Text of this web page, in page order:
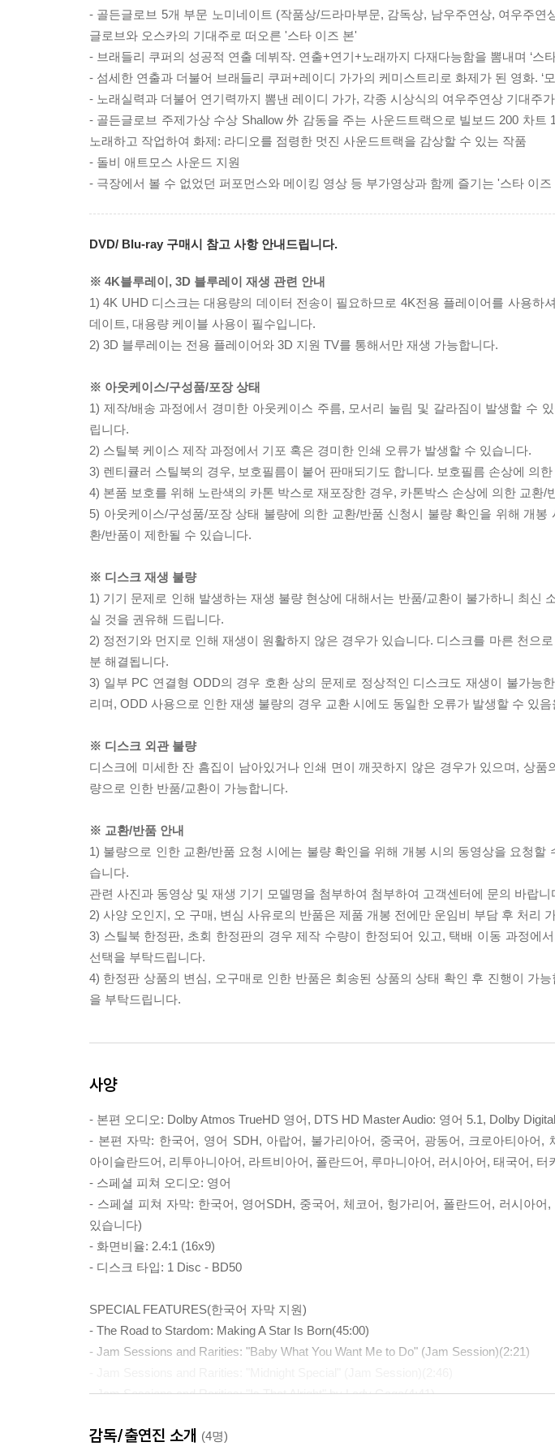
- 골든글로브 5개 부문 노미네이트 (작품상/드라마부문, 감독상, 남우주연상, 여우주
글로브와 오스카의 기대주로 떠오른 '스타 이즈 본'
- 브래들리 쿠퍼의 성공적 연출 데뷔작. 연출+연기+노래까지 다재다능함을 뽐내며 ‘스
- 섬세한 연출과 더불어 브래들리 쿠퍼+레이디 가가의 케미스트리로 화제가 된 영화. ‘
- 노래실력과 더불어 연기력까지 뽐낸 레이디 가가, 각종 시상식의 여우주연상 기대주
- 골든글로브 주제가상 수상 Shallow 外 감동을 주는 사운드트랙으로 빌보드 200 차트
노래하고 작업하여 화제: 라디오를 점령한 멋진 사운드트랙을 감상할 수 있는 작품
- 돌비 애트모스 사운드 지원
- 극장에서 볼 수 없었던 퍼포먼스와 메이킹 영상 등 부가영상과 함께 즐기는 '스타 이즈
DVD/ Blu-ray 구매시 참고 사항 안내드립니다.
※ 4K블루레이, 3D 블루레이 재생 관련 안내
1) 4K UHD 디스크는 대용량의 데이터 전송이 필요하므로 4K전용 플레이어를 사용하
데이트, 대용량 케이블 사용이 필수입니다.
2) 3D 블루레이는 전용 플레이어와 3D 지원 TV를 통해서만 재생 가능합니다.
※ 아웃케이스/구성품/포장 상태
1) 제작/배송 과정에서 경미한 아웃케이스 주름, 모서리 눌림 및 갈라짐이 발생할 수
립니다.
2) 스틸북 케이스 제작 과정에서 기포 혹은 경미한 인쇄 오류가 발생할 수 있습니다.
3) 렌티큘러 스틸북의 경우, 보호필름이 붙어 판매되기도 합니다. 보호필름 손상에 의
4) 본품 보호를 위해 노란색의 카톤 박스로 재포장한 경우, 카톤박스 손상에 의한 교환/
5) 아웃케이스/구성품/포장 상태 불량에 의한 교환/반품 신청시 불량 확인을 위해 개
환/반품이 제한될 수 있습니다.
※ 디스크 재생 불량
1) 기기 문제로 인해 발생하는 재생 불량 현상에 대해서는 반품/교환이 불가하니 최신
실 것을 권유해 드립니다.
2) 정전기와 먼지로 인해 재생이 원활하지 않은 경우가 있습니다. 디스크를 마른 천으
분 해결됩니다.
3) 일부 PC 연결형 ODD의 경우 호환 상의 문제로 정상적인 디스크도 재생이 불가능
리며, ODD 사용으로 인한 재생 불량의 경우 교환 시에도 동일한 오류가 발생할 수 있
※ 디스크 외관 불량
디스크에 미세한 잔 흠집이 남아있거나 인쇄 면이 깨끗하지 않은 경우가 있으며, 상
량으로 인한 반품/교환이 가능합니다.
※ 교환/반품 안내
1) 불량으로 인한 교환/반품 요청 시에는 불량 확인을 위해 개봉 시의 동영상을 요청
습니다.
관련 사진과 동영상 및 재생 기기 모델명을 첨부하여 첨부하여 고객센터에 문의 바랍니
2) 사양 오인지, 오 구매, 변심 사유로의 반품은 제품 개봉 전에만 운임비 부담 후 처리
3) 스틸북 한정판, 초회 한정판의 경우 제작 수량이 한정되어 있고, 택배 이동 과정에
선택을 부탁드립니다.
4) 한정판 상품의 변심, 오구매로 인한 반품은 회송된 상품의 상태 확인 후 진행이 가
을 부탁드립니다.
사양
- 본편 오디오: Dolby Atmos TrueHD 영어, DTS HD Master Audio: 영어 5.1, Dolby
- 본편 자막: 한국어, 영어 SDH, 아랍어, 불가리아어, 중국어, 광동어, 크로아티아어,
아이슬란드어, 리투아니아어, 라트비아어, 폴란드어, 루마니아어, 러시아어, 태국어, 터
- 스페셜 피쳐 오디오: 영어
- 스페셜 피쳐 자막: 한국어, 영어SDH, 중국어, 체코어, 헝가리어, 폴란드어, 러시아
있습니다)
- 화면비율: 2.4:1 (16x9)
- 디스크 타입: 1 Disc - BD50
SPECIAL FEATURES(한국어 자막 지원)
- The Road to Stardom: Making A Star Is Born(45:00)
- Jam Sessions and Rarities: "Baby What You Want Me to Do" (Jam Session)(2:21)
- Jam Sessions and Rarities: "Is That Alright" by Lady Gaga(4:41)
- Music Videos: "Always Remember Us This Way" by Lady Gaga(4:00)
감독/출연진 소개 (4명)